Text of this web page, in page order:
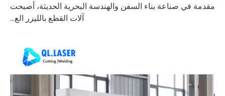
مقدمة في صناعة بناء السفن والهندسة البحرية الحديثة، أصبحت
آلات القطع بالليزر الع...